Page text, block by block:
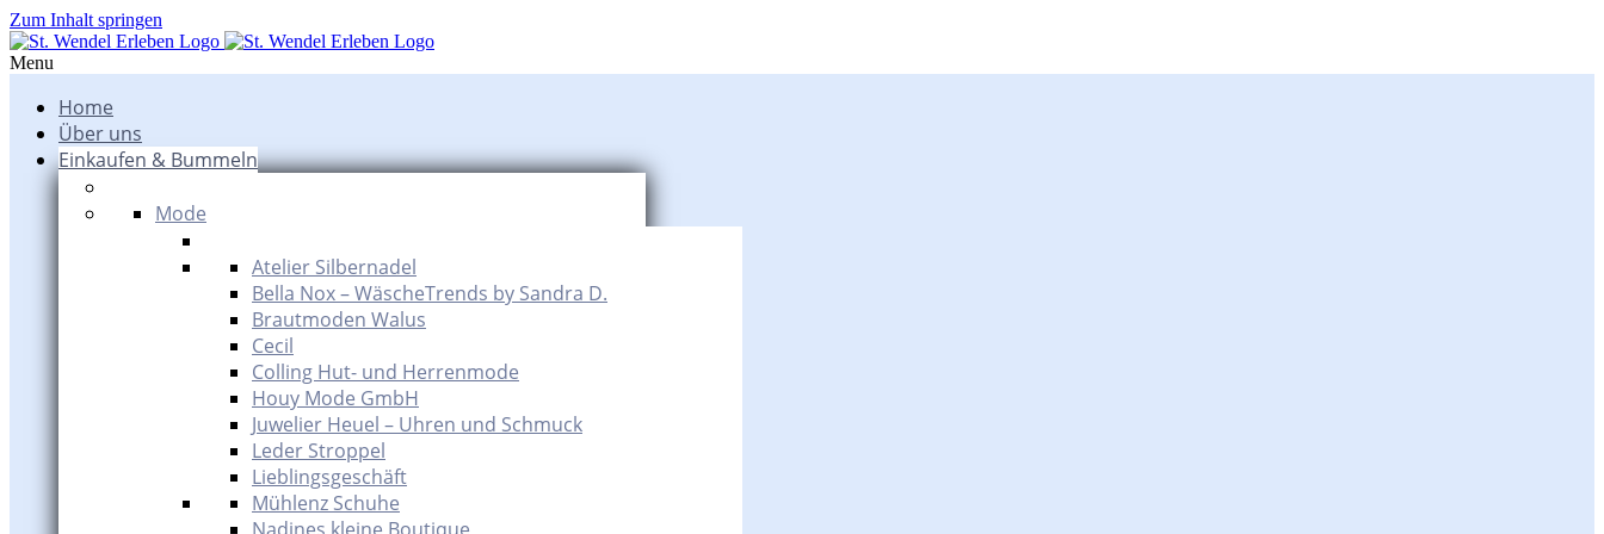
Zum Inhalt springen
Menu
Home
Über uns
Einkaufen & Bummeln
Mode
Atelier Silbernadel
Bella Nox – WäscheTrends by Sandra D.
Brautmoden Walus
Cecil
Colling Hut- und Herrenmode
Houy Mode GmbH
Juwelier Heuel – Uhren und Schmuck
Leder Stroppel
Lieblingsgeschäft
Mühlenz Schuhe